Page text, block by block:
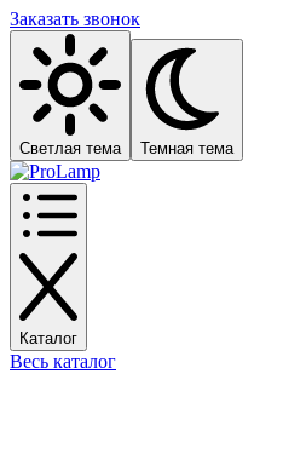
Заказать звонок
Светлая тема Темная тема
Каталог
Весь каталог